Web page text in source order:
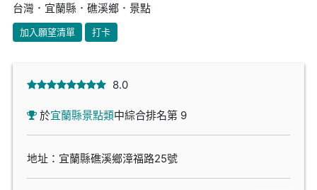
台灣．宜蘭縣．礁溪鄉．景點
加入願望清單 打卡
8.0
於宜蘭縣景點類中綜合排名第 9
地址：宜蘭縣礁溪鄉漳福路25號